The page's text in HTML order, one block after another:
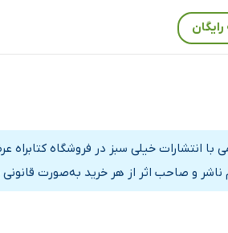
قرارداد رسمی با انتشارات خیلی سبز در فروشگاه
و صاحب اثر از هر خرید به‌صورت